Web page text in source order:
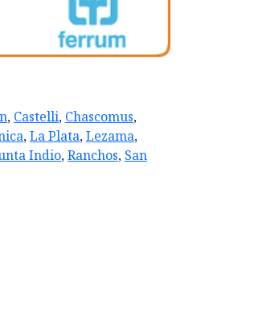
, Castelli, Chascomus,
,La Plata,Lezama,
Indio,Ranchos, San